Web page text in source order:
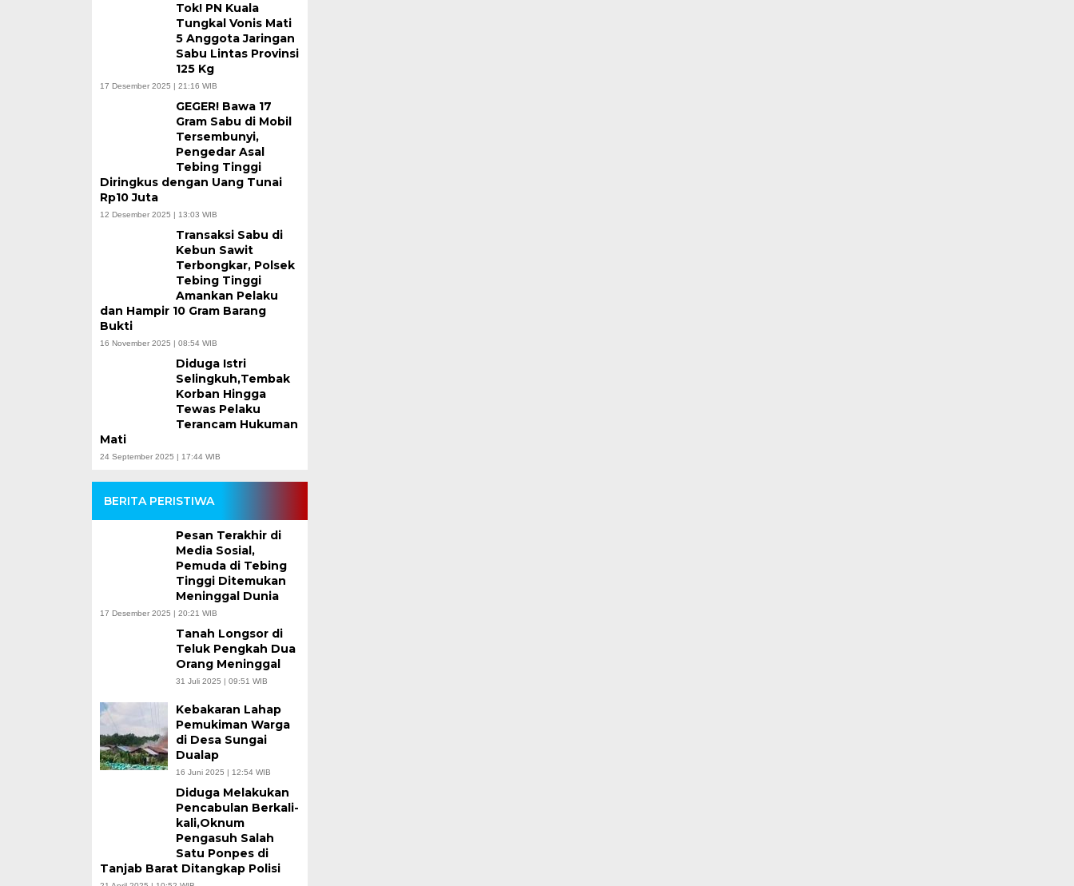
Tok! PN Kuala
Tungkal Vonis Mati
5 Anggota Jaringan
Sabu Lintas Provinsi
125 Kg
17 Desember 2025 | 21:16 WIB
GEGER! Bawa 17
Gram Sabu di Mobil
Tersembunyi,
Pengedar Asal
Tebing Tinggi
Diringkus dengan Uang Tunai
Rp10 Juta
12 Desember 2025 | 13:03 WIB
Transaksi Sabu di
Kebun Sawit
Terbongkar, Polsek
Tebing Tinggi
Amankan Pelaku
dan Hampir 10 Gram Barang
Bukti
16 November 2025 | 08:54 WIB
Diduga Istri
Selingkuh,Tembak
Korban Hingga
Tewas Pelaku
Terancam Hukuman
Mati
24 September 2025 | 17:44 WIB
BERITA PERISTIWA
Pesan Terakhir di
Media Sosial,
Pemuda di Tebing
Tinggi Ditemukan
Meninggal Dunia
17 Desember 2025 | 20:21 WIB
Tanah Longsor di
Teluk Pengkah Dua
Orang Meninggal
31 Juli 2025 | 09:51 WIB
Kebakaran Lahap
Pemukiman Warga
di Desa Sungai
Dualap
16 Juni 2025 | 12:54 WIB
Diduga Melakukan
Pencabulan Berkali-
kali,Oknum
Pengasuh Salah
Satu Ponpes di
Tanjab Barat Ditangkap Polisi